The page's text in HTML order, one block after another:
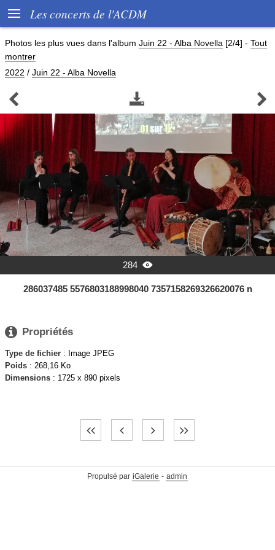
 Les concerts de l'ACDM
Photos les plus vues dans l'album Juin 22 - Alba Novella [2/4] - Tout
montrer
2022 / Juin 22 - Alba Novella
  
284 
286037485 5576803188998040 7357158269326620076 n
 Propriétés
Type de fichier : Image JPEG
Poids : 268,16 Ko
Dimensions : 1725 x 890 pixels
Propulsé par iGalerie - admin